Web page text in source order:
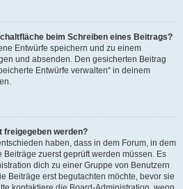
beim Schreiben eines Beitrags?
Entwürfe speichern und zu einem
und absenden. Den gesicherten Beitrag
Entwürfe verwalten“ in deinem
freigegeben werden?
haben, dass in dem Forum, in dem
zuerst geprüft werden müssen. Es
dich zu einer Gruppe von Benutzern
Beiträge erst begutachten möchte, bevor sie